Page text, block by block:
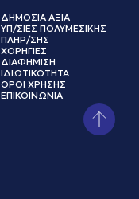
ΔΗΜΟΣΙΑ ΑΞΙΑ
ΥΠ/ΣΙΕΣ ΠΟΛΥΜΕΣΙΚΗΣ
ΠΛΗΡ/ΣΗΣ
ΧΟΡΗΓΙΕΣ
ΔΙΑΦΗΜΙΣΗ
ΙΔΙΩΤΙΚΟΤΗΤΑ
ΟΡΟΙ ΧΡΗΣΗΣ
ΕΠΙΚΟΙΝΩΝΙΑ